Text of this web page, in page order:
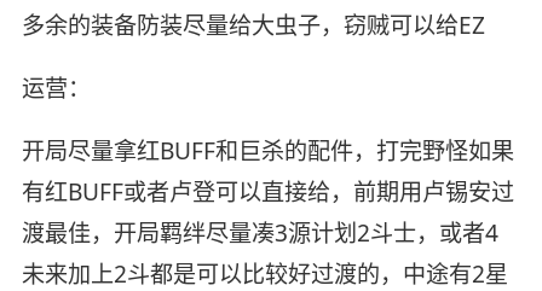
多余的装备防装尽量给大虫子，窃贼可以给EZ
运营：
开局尽量拿红BUFF和巨杀的配件，打完野怪如果
有红BUFF或者卢登可以直接给，前期用卢锡安过
渡最佳，开局羁绊尽量凑3源计划2斗士，或者4
未来加上2斗都是可以比较好过渡的，中途有2星